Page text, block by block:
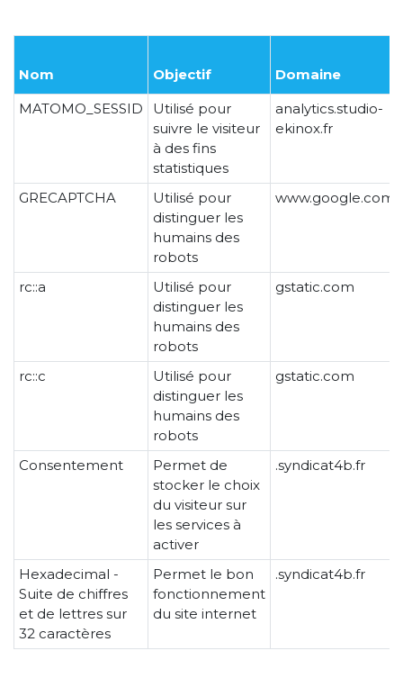
Nom Objectif
Domaine
MATOMO_SESSID
Utilisé pour
suivre le visiteur
à des fins
statistiques
analytics.studio-
ekinox.fr
GRECAPTCHA
Utilisé pour
distinguer les
humains des
robots
www.google.com
rc::a
Utilisé pour
distinguer les
humains des
robots
gstatic.com
rc::c
Utilisé pour
distinguer les
humains des
robots
gstatic.com
Consentement
Permet de
stocker le choix
du visiteur sur
les services à
activer
.syndicat4b.fr
Hexadecimal -
Suite de chiffres
et de lettres sur
32 caractères
Permet le bon
fonctionnement
du site internet
.syndicat4b.fr